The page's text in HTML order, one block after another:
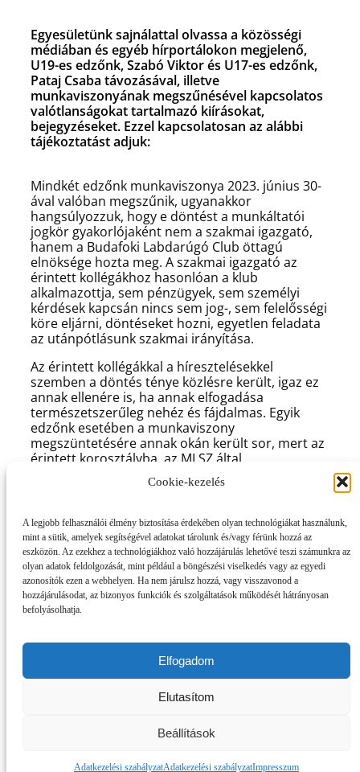
Cookie-kezelés
A legjobb felhasználói élmény biztosítása érdekében olyan technológiákat használunk,
mint a sütik, amelyek segítségével adatokat tárolunk és/vagy férünk hozzá az
eszközön. Az ezekhez a technológiákhoz való hozzájárulás lehetővé teszi számunkra az
olyan adatok feldolgozását, mint például a böngészési viselkedés vagy az egyedi
azonosítók ezen a webhelyen. Ha nem járulsz hozzá, vagy visszavonod a
hozzájárulásodat, az bizonyos funkciók és szolgáltatások működését hátrányosan
befolyásolhatja.
Elfogadom
Elutasítom
Beállítások
Adatkezelési szabályzatAdatkezelési szabályzatImpresszum
Egyesületünk sajnálattal olvassa a közösségi
médiában és egyéb hírportálokon megjelenő,
U19-es edzőnk, Szabó Viktor és U17-es edzőnk,
Pataj Csaba távozásával, illetve
munkaviszonyának megszűnésével kapcsolatos
valótlanságokat tartalmazó kiírásokat,
bejegyzéseket. Ezzel kapcsolatosan az alábbi
tájékoztatást adjuk:
Mindkét edzőnk munkaviszonya 2023. június 30-
ával valóban megszűnik, ugyanakkor
hangsúlyozzuk, hogy e döntést a munkáltatói
jogkör gyakorlójaként nem a szakmai igazgató,
hanem a Budafoki Labdarúgó Club öttagú
elnöksége hozta meg. A szakmai igazgató az
érintett kollégákhoz hasonlóan a klub
alkalmazottja, sem pénzügyek, sem személyi
kérdések kapcsán nincs sem jog-, sem felelősségi
köre eljárni, döntéseket hozni, egyetlen feladata
az utánpótlásunk szakmai irányítása.
Az érintett kollégákkal a híresztelésekkel
szemben a döntés ténye közlésre került, igaz ez
annak ellenére is, ha annak elfogadása
természetszerűleg nehéz és fájdalmas. Egyik
edzőnk esetében a munkaviszony
megszüntetésére annak okán került sor, mert az
érintett korosztályba, az MLSZ által
meghatározott UEFA B végzettséget nem sikerült
megszereznie, míg a másik esetben az edző által
a munkaidő kapcsán sem sikerült megegyezésre
jutni.
Szabó Viktortól és Pataj Csabától valóban hosszú
idő után köszön el klubunk, az elválás minden
esetben érzelmekkel teli és nehéz. Az eddigi
munkájukat köszönjük, sok sikert kívánunk nekik
elnök
OSZD MEG ISMERŐSEIDDEL!
Oszd meg a Facebookon